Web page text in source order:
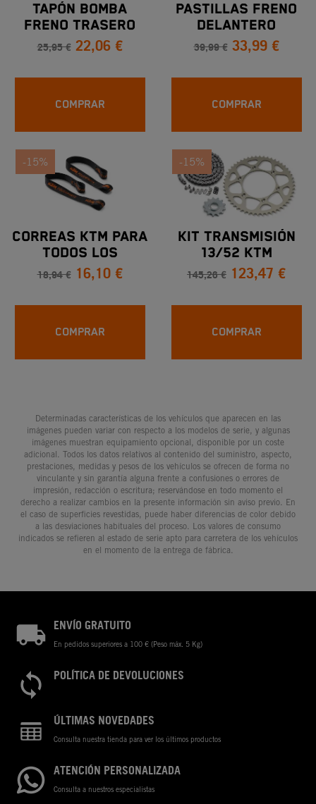
TAPÓN BOMBA
FRENO TRASERO
25,95 € 22,06 €
COMPRAR
PASTILLAS FRENO
DELANTERO
SINTERIZADAS
39,99 € 33,99 €
COMPRAR
-15%
CORREAS KTM PARA
TODOS LOS
MODELOS
18,94 € 16,10 €
COMPRAR
-15%
KIT TRANSMISIÓN
13/52 KTM
250/350/450 EXC-F
145,26 € 123,47 €
COMPRAR
Determinadas características de los vehículos que aparecen en las
imágenes pueden variar con respecto a los modelos de serie, y algunas
imágenes muestran equipamiento opcional, disponible por un coste
adicional. Todos los datos relativos al contenido del suministro, aspecto,
prestaciones, medidas y pesos de los vehículos se ofrecen de forma no
vinculante y sin garantía alguna frente a confusiones o errores de
impresión, redacción o escritura; reservándose en todo momento el
derecho a realizar cambios en la presente información sin aviso previo. En
el caso de superficies revestidas, puede haber diferencias de color debido
a las desviaciones habituales del proceso. Los valores de consumo
indicados se refieren al estado de serie apto para carretera de los vehículos
en el momento de la entrega de fábrica.
ENVÍO GRATUITO
En pedidos superiores a 100 € (Peso máx. 5 Kg)
POLÍTICA DE DEVOLUCIONES
ÚLTIMAS NOVEDADES
Consulta nuestra tienda para ver los últimos productos
ATENCIÓN PERSONALIZADA
Consulta a nuestros especialistas